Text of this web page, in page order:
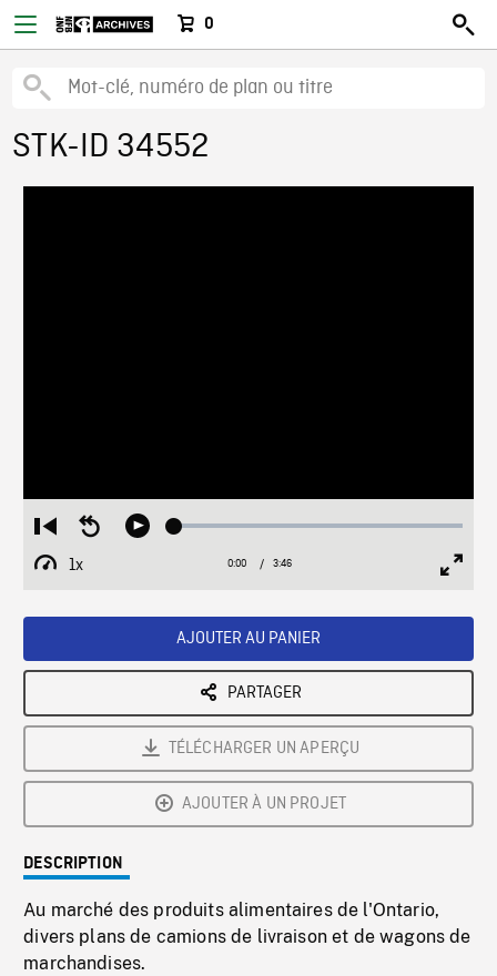
0
STK-ID 34552
Restart
from
beginning
Seek
Play Loaded:
1x
Playback
Current
0:00 / Duration
3:46
AJOUTER AU PANIER
PARTAGER
TÉLÉCHARGER UN APERÇU
AJOUTER À UN PROJET
DESCRIPTION
Au marché des produits alimentaires de l'Ontario,
divers plans de camions de livraison et de wagons de
marchandises.